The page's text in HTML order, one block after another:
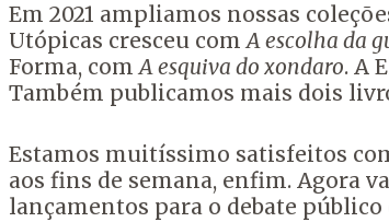
Em 2021 ampliamos nossas
Utópicas cresceu comA escolha da
Forma, comA esquiva do xondaro. A
Também publicamos mais dois
Estamos muitíssimo satisfeitos
aos fins de semana, enfim. Agora
lançamentos para o debate